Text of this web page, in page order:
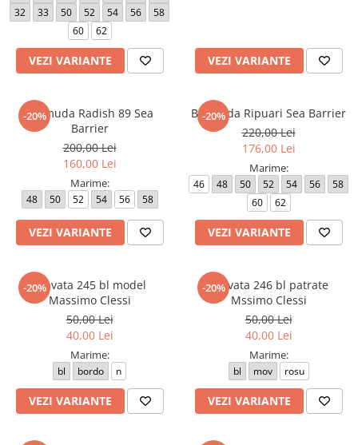
32
33 50 52 54 56
58
60
62
VEZI VARIANTE VEZI VARIANTE
-20%
Bermuda Radish 89 Sea
Barrier
200,00 Lei
160,00 Lei
Marime:
48 50 52 54 56 58
VEZI VARIANTE
-20%
Bermuda Ripuari Sea Barrier
220,00 Lei
176,00 Lei
Marime:
46 48 50 52 54 56
58
60
62
VEZI VARIANTE
-20%
Cravata 245 bl model
Massimo Clessi
50,00 Lei
40,00 Lei
Marime:
bl bordo n
VEZI VARIANTE
-20%
Cravata 246 bl patrate
Mssimo Clessi
50,00 Lei
40,00 Lei
Marime:
bl mov rosu
VEZI VARIANTE